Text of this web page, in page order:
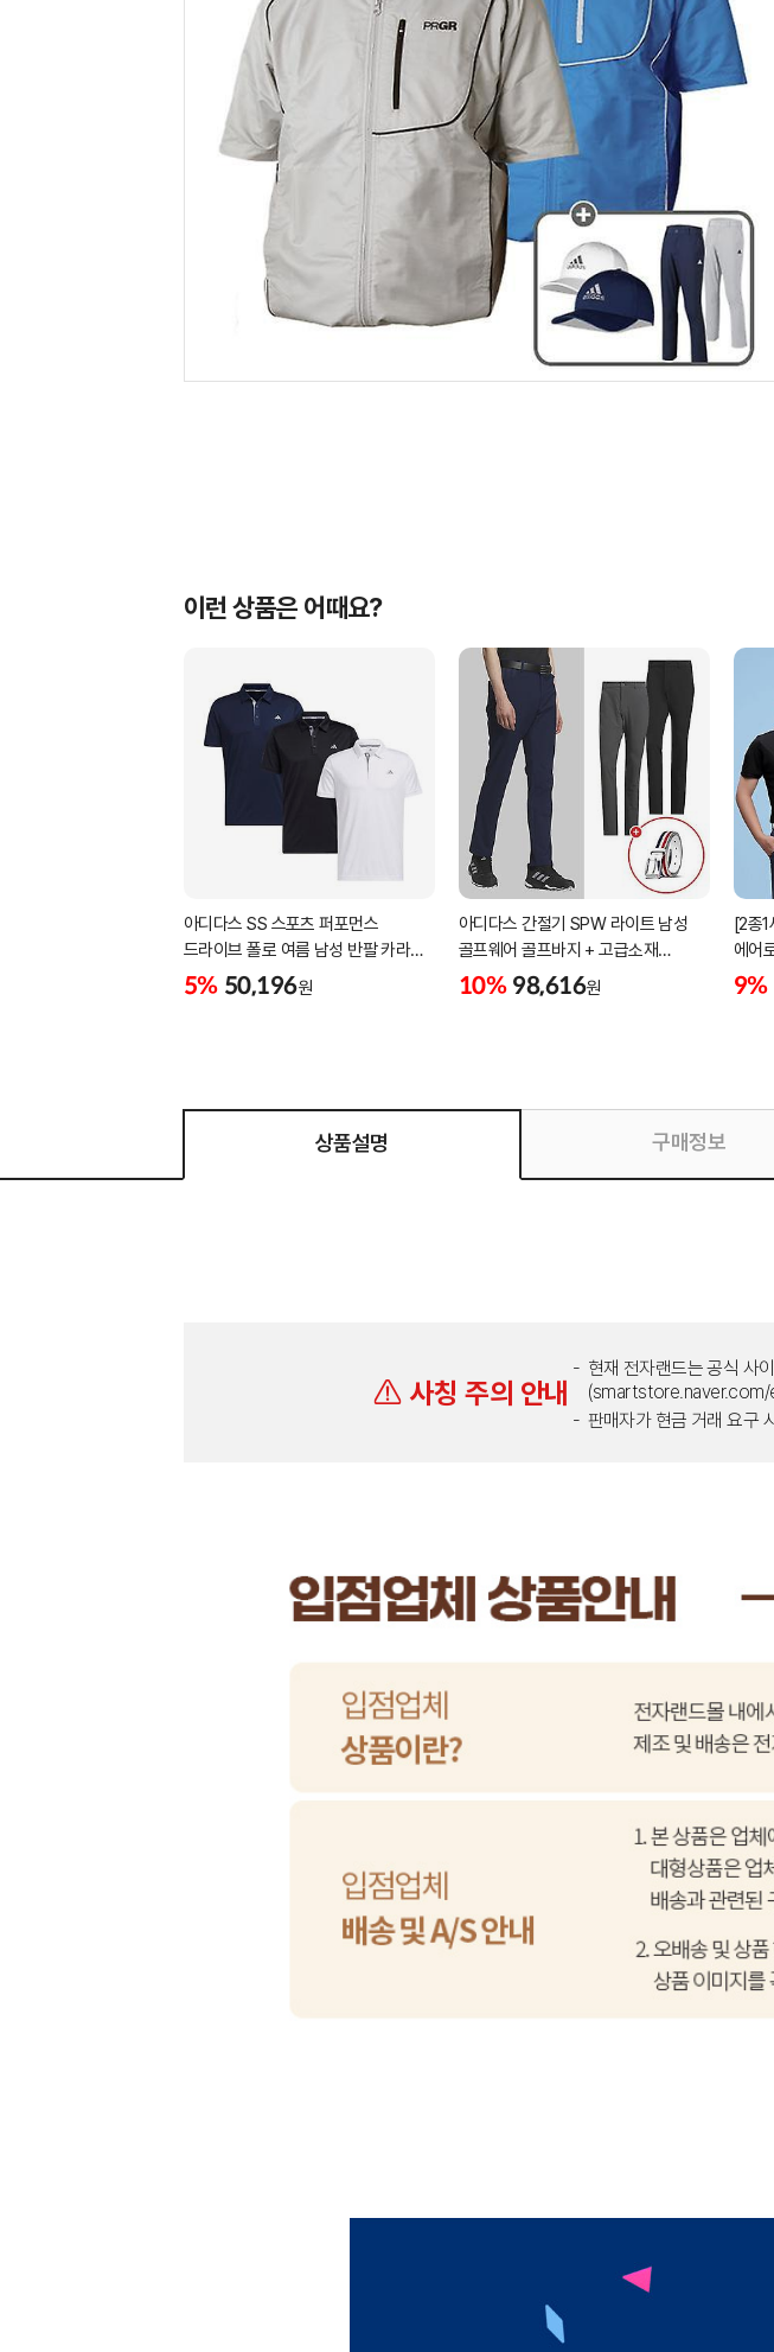
이런 상품은 어때요?
아디다스 SS 스포츠 퍼포먼스
드라이브 폴로 여름 남성 반팔 카라
티셔츠 IA5447 IA5448 IA5446
5% 50,196원
아디다스 간절기 SPW 라이트 남성
골프웨어 골프바지 + 고급소재
삼선패턴 골프벨트 세트
10% 98,616원
[2종
에어
남자
9%
상품설명 구매정보
사칭 주의 안내
현재 전자랜드는 공식 사
(smartstore.naver.com/
판매자가 현금 거래 요구